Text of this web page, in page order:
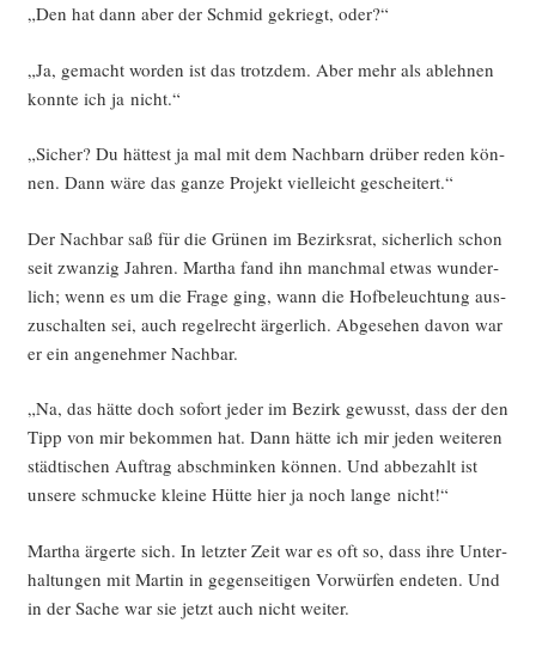
„Den hat dann aber der Schmid gekriegt, oder?“
„Ja, gemacht wor­den ist das trotz­dem. Aber mehr als ableh­nen
konn­te ich ja nicht.“
„Sicher? Du hät­test ja mal mit dem Nach­barn drü­ber reden kön­
nen. Dann wäre das gan­ze Pro­jekt viel­leicht gescheitert.“
Der Nach­bar saß für die Grü­nen im Bezirks­rat, sicher­lich schon
seit zwan­zig Jah­ren. Mar­tha fand ihn manch­mal etwas wun­der­
lich; wenn es um die Fra­ge ging, wann die Hof­be­leuch­tung aus­
zu­schal­ten sei, auch regel­recht ärger­lich. Abge­se­hen davon war
er ein ange­neh­mer Nachbar.
„Na, das hät­te doch sofort jeder im Bezirk gewusst, dass der den
Tipp von mir bekom­men hat. Dann hät­te ich mir jeden wei­te­ren
städ­ti­schen Auf­trag abschmin­ken kön­nen. Und abbe­zahlt ist
unse­re schmu­cke klei­ne Hüt­te hier ja noch lan­ge nicht!“
Mar­tha ärger­te sich. In letz­ter Zeit war es oft so, dass ihre Unter­
hal­tun­gen mit Mar­tin in gegen­sei­ti­gen Vor­wür­fen ende­ten. Und
in der Sache war sie jetzt auch nicht weiter.